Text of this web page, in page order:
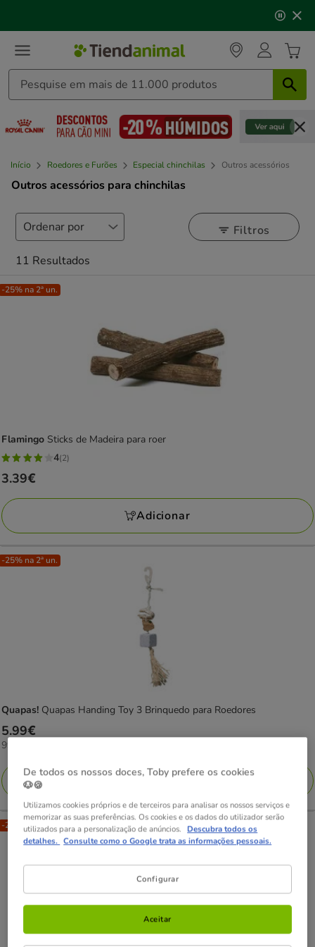
3,
mensagem,
Início Roedores e Furões Especial chinchilas Outros acessórios
Outros acessórios para chinchilas
Filtros
11 Resultados
-25% na 2ª un.
Flamingo Sticks de Madeira para roer
4
estrelas
com
2
avaliações
4(2)
Preço
3.39€
3.39€
Adicionar
-25% na 2ª un.
Quapas! Quapas Handing Toy 3 Brinquedo para Roedores
Preço
5.99€
5.99€
99.83€
KG
99.83€ / kg
Adicionar
-25% na 2ª un.
De todos os nossos doces, Toby prefere os cookies
🐶🍪
Utilizamos cookies próprios e de terceiros para analisar os nossos serviços e
memorizar as suas preferências. Os cookies e os dados do utilizador serão
utilizados para a personalização de anúncios. Descubra todos os
detalhes. Consulte como o Google trata as informações pessoais.
Configurar
Aceitar